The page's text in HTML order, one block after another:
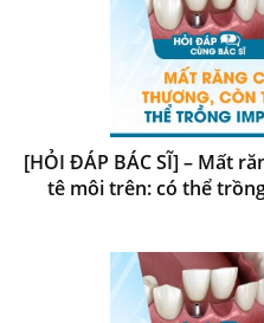
[HỎI ĐÁP BÁC SĨ] – Mất
tê môi trên: có thể